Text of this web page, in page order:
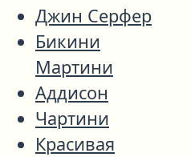
Джин Серфер
Бикини
Мартини
Аддисон
Чартини
Красивая